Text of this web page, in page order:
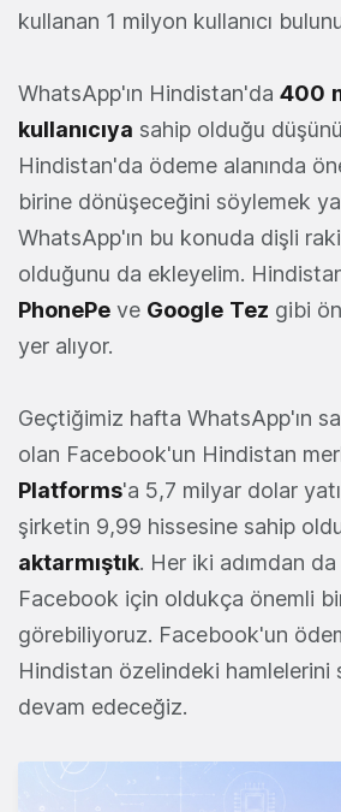
kullanan 1 milyon kullanıcı
WhatsApp'ın Hindistan'da 400
kullanıcıya sahip olduğu
Hindistan'da ödeme alanında
birine dönüşeceğini söylemek
WhatsApp'ın bu konuda dişli
olduğunu da ekleyelim.
PhonePe ve Google Tez gibi
yer alıyor.
Geçtiğimiz hafta WhatsApp'ın
olan Facebook'un Hindistan
Platforms'a 5,7 milyar dolar
şirketin 9,99 hissesine sahip
aktarmıştık. Her iki adımdan
Facebook için oldukça önemli
görebiliyoruz. Facebook'un
Hindistan özelindeki hamlelerini
devam edeceğiz.